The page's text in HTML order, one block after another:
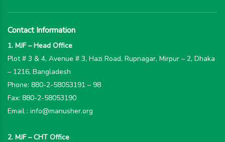
Contact Information
1. MJF – Head Office
Plot # 3 & 4, Avenue # 3, Hazi Road, Rupnagar, Mirpur – 2, Dhaka
– 1216, Bangladesh
Phone: 880-2-58053191 – 98
Fax: 880-2-58053190
Email : info@manusher.org
2. MJF – CHT Office